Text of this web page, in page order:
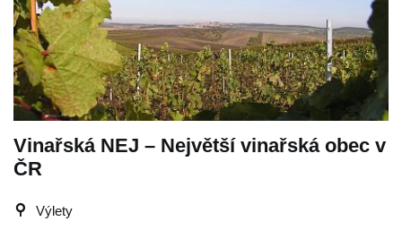
Vinařská NEJ – Největší vinařská obec v
ČR
Výlety